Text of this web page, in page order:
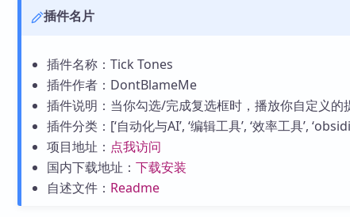
插件名片
插件名称：Tick Tones
插件作者：DontBlameMe
插件说明：当你勾选/完成复选框时，播放你自定义的
插件分类：[‘自动化与AI’, ‘编辑工具’, ‘效率工具’,
项目地址： 点我访问
国内下载地址： 下载安装
自述文件： Readme